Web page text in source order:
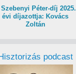
Péter-díj 2025.
évi díjazottja: Kovács
Zoltán
podcast